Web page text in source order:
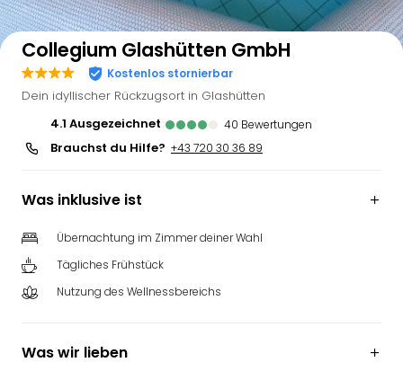
Auf der Karte anzeigen
Collegium Glashütten GmbH
Kostenlos stornierbar
Dein idyllischer Rückzugsort in Glashütten
4.1
ausgezeichnet 40 Bewertungen
Brauchst du Hilfe? +43 720 30 36 89
Was inklusive ist
Übernachtung im Zimmer deiner Wahl
Tägliches Frühstück
Nutzung des Wellnessbereichs
Was wir lieben